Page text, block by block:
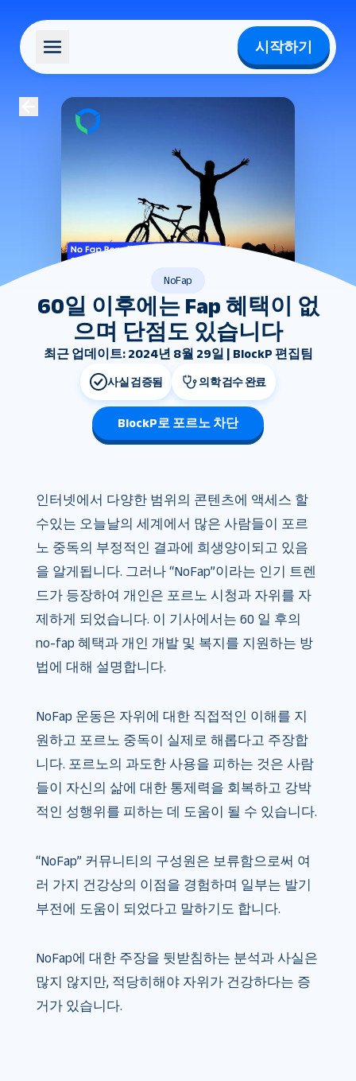
시작하기
NoFap
60일 이후에는 Fap 혜택이 없
으며 단점도 있습니다
최근 업데이트: 2024년 8월 29일 | BlockP 편집팀
사실 검증됨 의학 검수 완료
BlockP로 포르노 차단
인터넷에서 다양한 범위의 콘텐츠에 액세스 할
수있는 오늘날의 세계에서 많은 사람들이 포르
노 중독의 부정적인 결과에 희생양이되고 있음
을 알게됩니다. 그러나 “NoFap”이라는 인기 트렌
드가 등장하여 개인은 포르노 시청과 자위를 자
제하게 되었습니다. 이 기사에서는 60 일 후의
no-fap 혜택과 개인 개발 및 복지를 지원하는 방
법에 대해 설명합니다.
NoFap 운동은 자위에 대한 직접적인 이해를 지
원하고 포르노 중독이 실제로 해롭다고 주장합
니다. 포르노의 과도한 사용을 피하는 것은 사람
들이 자신의 삶에 대한 통제력을 회복하고 강박
적인 성행위를 피하는 데 도움이 될 수 있습니다.
“NoFap” 커뮤니티의 구성원은 보류함으로써 여
러 가지 건강상의 이점을 경험하며 일부는 발기
부전에 도움이 되었다고 말하기도 합니다.
NoFap에 대한 주장을 뒷받침하는 분석과 사실은
많지 않지만, 적당히해야 자위가 건강하다는 증
거가 있습니다.